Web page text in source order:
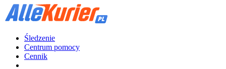
Śledzenie
Centrum pomocy
Cennik